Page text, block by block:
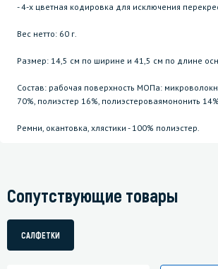
- 4-х цветная кодировка для исключения
Вес нетто: 60 г.
Размер: 14,5 см по ширине и 41,5 см по длине
Состав: рабочая поверхность МОПа:
70%, полиэстер 16%, полиэстероваямононить
Ремни, окантовка, хлястики - 100% полиэстер.
Сопутствующие товары
САЛФЕТКИ